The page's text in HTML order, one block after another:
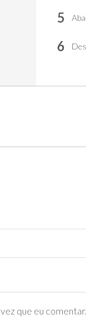
5
6
que eu comentar.